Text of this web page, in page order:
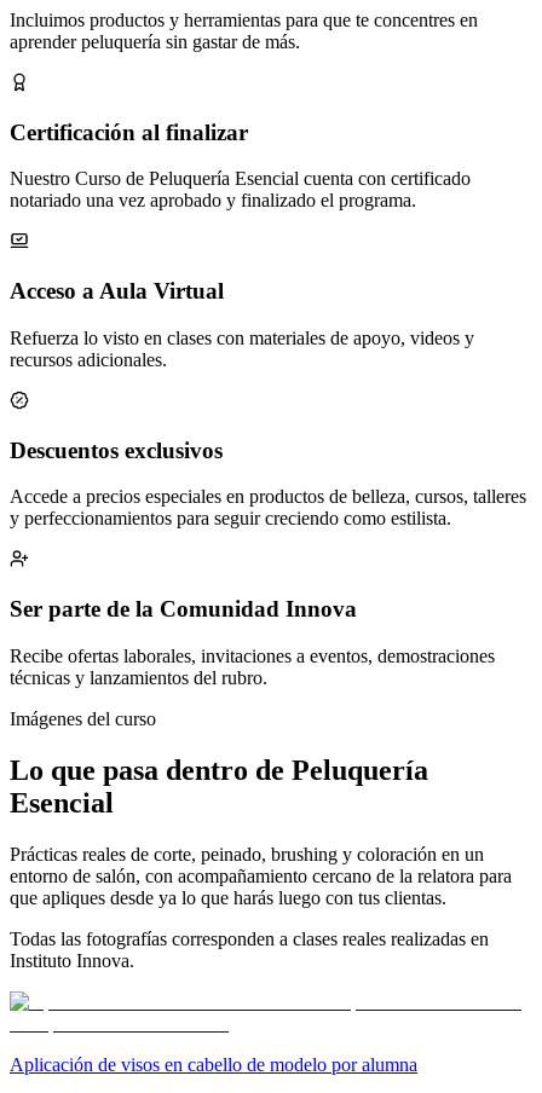
Incluimos productos y herramientas para que te concentres en
aprender peluquería sin gastar de más.
Certificación al finalizar
Nuestro Curso de Peluquería Esencial cuenta con certificado
notariado una vez aprobado y finalizado el programa.
Acceso a Aula Virtual
Refuerza lo visto en clases con materiales de apoyo, videos y
recursos adicionales.
Descuentos exclusivos
Accede a precios especiales en productos de belleza, cursos, talleres
y perfeccionamientos para seguir creciendo como estilista.
Ser parte de la Comunidad Innova
Recibe ofertas laborales, invitaciones a eventos, demostraciones
técnicas y lanzamientos del rubro.
Imágenes del curso
Lo que pasa dentro de Peluquería
Esencial
Prácticas reales de corte, peinado, brushing y coloración en un
entorno de salón, con acompañamiento cercano de la relatora para
que apliques desde ya lo que harás luego con tus clientas.
Todas las fotografías corresponden a clases reales realizadas en
Instituto Innova.
Aplicación de visos en cabello de modelo por alumna